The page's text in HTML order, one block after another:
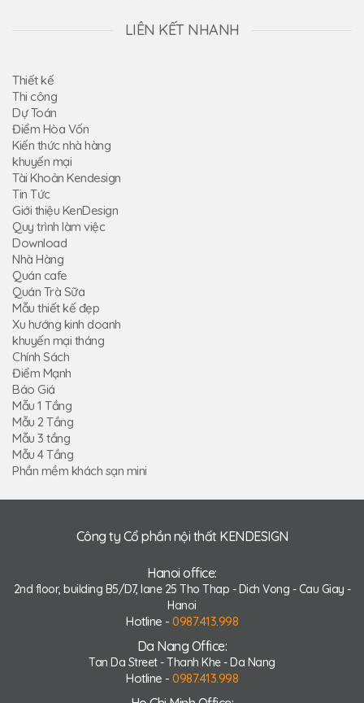
LIÊN KẾT NHANH
Thiết kế
Thi công
Dự Toán
Điểm Hòa Vốn
Kiến thức nhà hàng
khuyến mại
Tài Khoản Kendesign
Tin Tức
Giới thiệu KenDesign
Quy trình làm việc
Download
Nhà Hàng
Quán cafe
Quán Trà Sữa
Mẫu thiết kế đẹp
Xu hướng kinh doanh
khuyến mại tháng
Chính Sách
Điểm Mạnh
Báo Giá
Mẫu 1 Tầng
Mẫu 2 Tầng
Mẫu 3 tầng
Mẫu 4 Tầng
Phần mềm khách sạn mini
Công ty Cổ phần nội thất KENDESIGN
Hanoi office:
2nd floor, building B5/D7, lane 25 Tho Thap - Dich Vong - Cau Giay -
Hanoi
Hotline - 0987.413.998
Da Nang Office:
Tan Da Street - Thanh Khe - Da Nang
Hotline - 0987.413.998